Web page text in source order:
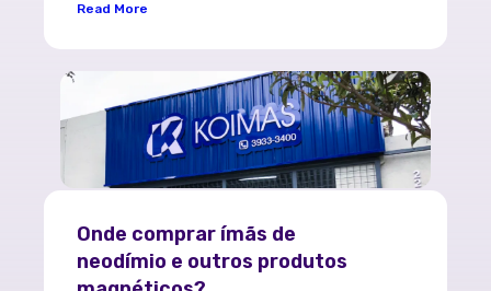
Read More
Onde comprar ímãs de
neodímio e outros produtos